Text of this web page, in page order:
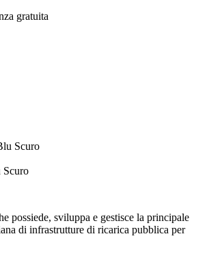
gratuita
possiede, sviluppa e gestisce la principale
di infrastrutture di ricarica pubblica per